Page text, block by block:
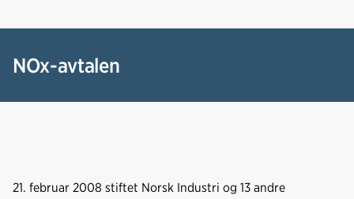
NOx-avtalen
21. februar 2008 stiftet Norsk Industri og 13 andre